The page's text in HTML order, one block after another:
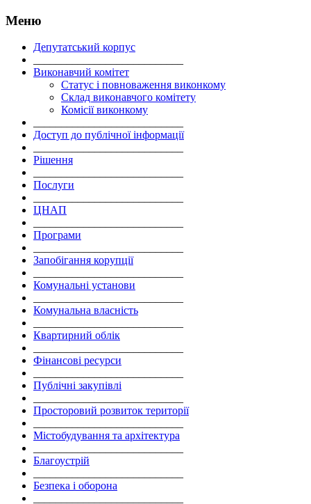
Меню
Депутатський корпус
Виконавчий комітет
Статус і повноваження виконкому
Склад виконавчого комітету
Комісії виконкому
Доступ до публічної інформації
Рішення
Послуги
ЦНАП
Програми
Запобігання корупції
Комунальні установи
Комунальна власність
Квартирний облік
Фінансові ресурси
Публічні закупівлі
Просторовий розвиток території
Містобудування та архітектура
Благоустрій
Безпека і оборона